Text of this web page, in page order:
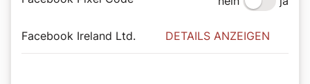
Facebook Ireland Ltd. DETAILS ANZEIGEN